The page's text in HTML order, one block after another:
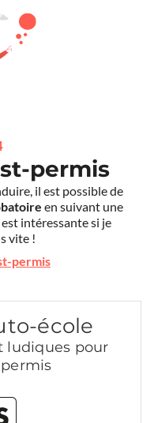
permis
il est possible de
en suivant une
intéressante si je
vite !
permis
école
ludiques pour